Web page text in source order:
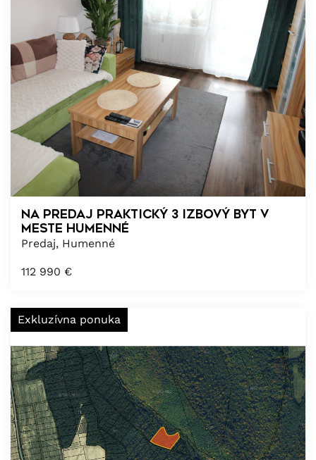
Na predaj praktický 3 izbový byt v
meste Humenné
Predaj, Humenné
112 990 €
Exkluzívna ponuka